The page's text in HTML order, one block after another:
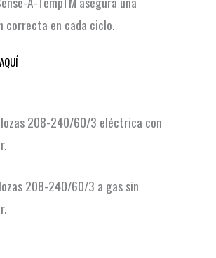
correcta en cada ciclo.
208-240/60/3 eléctrica con
208-240/60/3 a gas sin